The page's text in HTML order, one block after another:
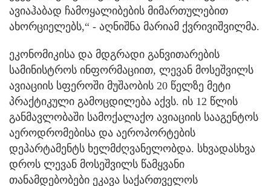
ავიაჰაბად ჩამოყალიბების მიმართულებით
ახორციელებს,“ - აღნიშნა მარიამ ქვრივიშვილმა.
ეკონომიკისა და მდგრადი განვითარების
სამინისტროს ინფორმაციით, ლევან მოსეშვილს
ავიაციის სფეროში მუშაობის 20 წელზე მეტი
პრაქტიკული გამოცდილება აქვს. ის 12 წლის
განმავლობაში სამოქალაქო ავიაციის სააგენტოს
აეროდრომებისა და აეროპორტების
დეპარტამენტს ხელმძღვანელობდა. სხვადასხვა
დროს ლევან მოსეშვილს წამყვანი
თანამდებობები ეკავა საქართველოს